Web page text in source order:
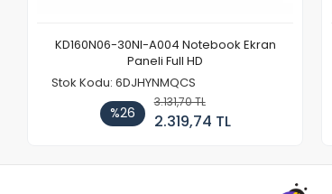
KD160N06-30NI-A004 Notebook Ekran
Paneli Full HD
Stok Kodu: 6DJHYNMQCS
%26
3.131,70 TL
2.319,74 TL